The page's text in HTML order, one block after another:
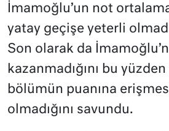
İmamoğlu’un not
yatay geçişe yeterli
Son olarak da
kazanmadığını bu yüzden
bölümün puanına
olmadığını savundu.